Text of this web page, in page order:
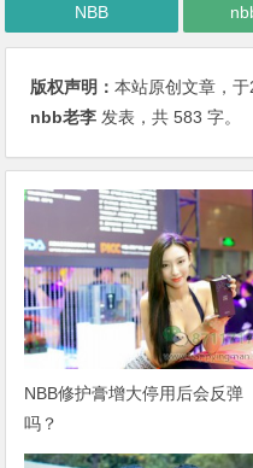
NBB
版权声明：本站原创文章，
nbb老李 发表，共 583 字。
NBB修护膏增大停用后会反弹
吗？